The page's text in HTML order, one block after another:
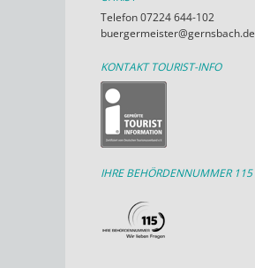
Telefon 07224 644-102
buergermeister@gernsbach.de
KONTAKT TOURIST-INFO
IHRE BEHÖRDENNUMMER 115